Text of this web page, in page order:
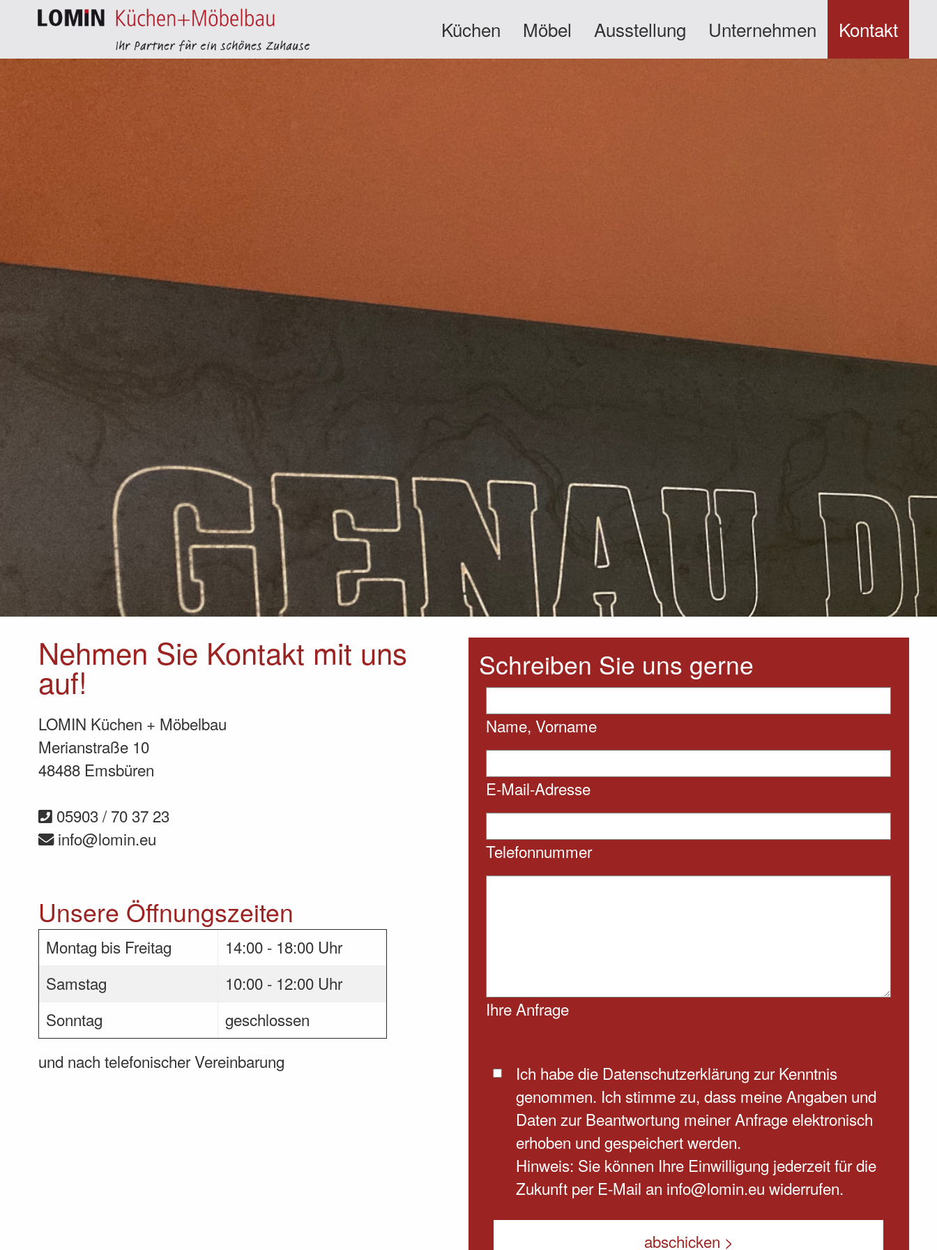
Küchen Möbel Ausstellung Unternehmen Kontakt
Nehmen Sie Kontakt mit uns
auf!
LOMIN Küchen + Möbelbau
Merianstraße 10
48488 Emsbüren
05903 / 70 37 23
info@lomin.eu
Unsere Öffnungszeiten
Montag bis Freitag
14:00 - 18:00 Uhr
Samstag
10:00 - 12:00 Uhr
Sonntag
geschlossen
und nach telefonischer Vereinbarung
Schreiben Sie uns gerne
Name, Vorname
E-Mail-Adresse
Telefonnummer
Ihre Anfrage
Ich habe die Datenschutzerklärung zur Kenntnis
genommen. Ich stimme zu, dass meine Angaben und
Daten zur Beantwortung meiner Anfrage elektronisch
erhoben und gespeichert werden.
Hinweis: Sie können Ihre Einwilligung jederzeit für die
Zukunft per E-Mail an info@lomin.eu widerrufen.